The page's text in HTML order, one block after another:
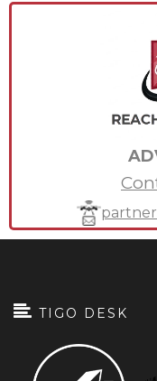
TIGO DESK